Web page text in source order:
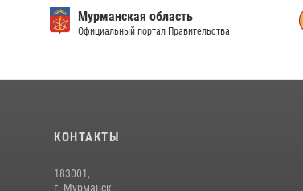
Мурманская область
Официальный портал Правительства
КОНТАКТЫ
183001,
г. Мурманск,